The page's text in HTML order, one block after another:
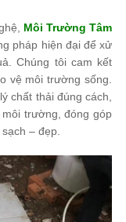
Môi Trường Tâm
pháp hiện đại để xử
Chúng tôi cam kết
vệ môi trường sống.
chất thải đúng cách,
trường, đóng góp
– đẹp.